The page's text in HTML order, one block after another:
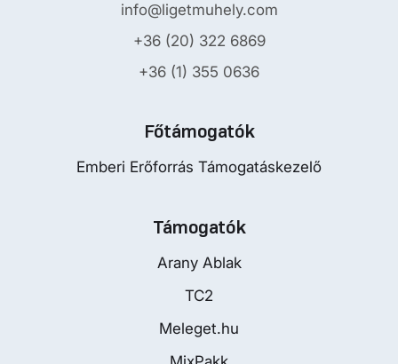
info@ligetmuhely.com
+36 (20) 322 6869
+36 (1) 355 0636
Főtámogatók
Emberi Erőforrás Támogatáskezelő
Támogatók
Arany Ablak
TC2
Meleget.hu